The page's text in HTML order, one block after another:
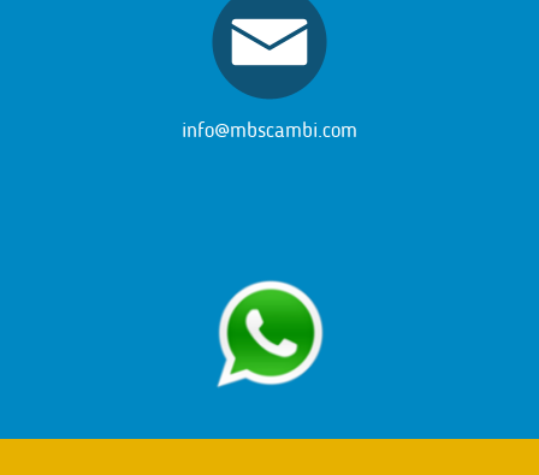
info@mbscambi.com